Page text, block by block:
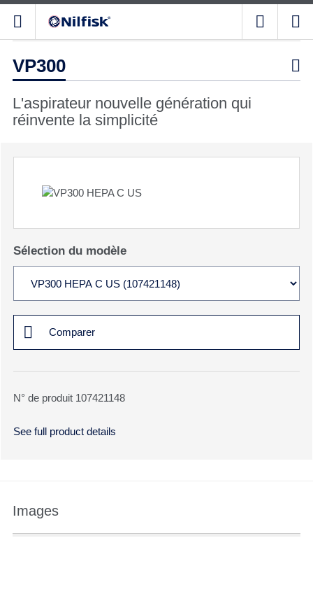
VP300 
L'aspirateur nouvelle génération qui
réinvente la simplicité
Sélection du modèle
Comparer
N° de produit 107421148
See full product details
Images